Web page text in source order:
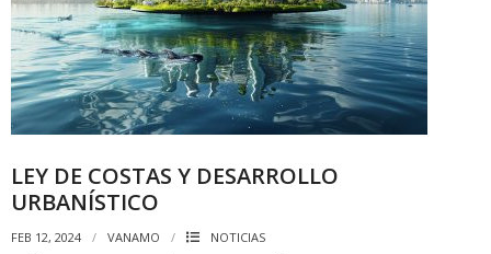
LEY DE COSTAS Y DESARROLLO
URBANÍSTICO
FEB 12, 2024 VANAMO
NOTICIAS